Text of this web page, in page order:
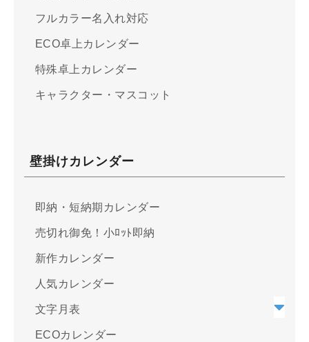
フルカラー名入れ対応
ECO卓上カレンダー
特殊卓上カレンダー
キャラクター・マスコット
壁掛けカレンダー
即納・短納期カレンダー
売切れ御免！小ﾛｯﾄ即納
新作カレンダー
人気カレンダー
文字月表
ECOカレンダー